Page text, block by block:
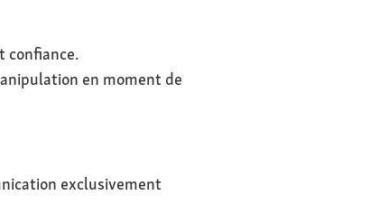
confiance.
en moment de
exclusivement